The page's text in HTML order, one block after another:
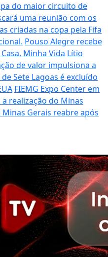
do maior circuito de
uma reunião com os
criadas na copa pela Fifa
Pouso Alegre recebe
Minha Vida Lítio
de valor impulsiona a
Sete Lagoas é excluído
FIEMG Expo Center em
realização do Minas
Gerais reabre após